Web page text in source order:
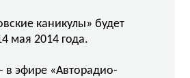
каникулы» будет
мая 2014 года.
в эфире «Авторадио-